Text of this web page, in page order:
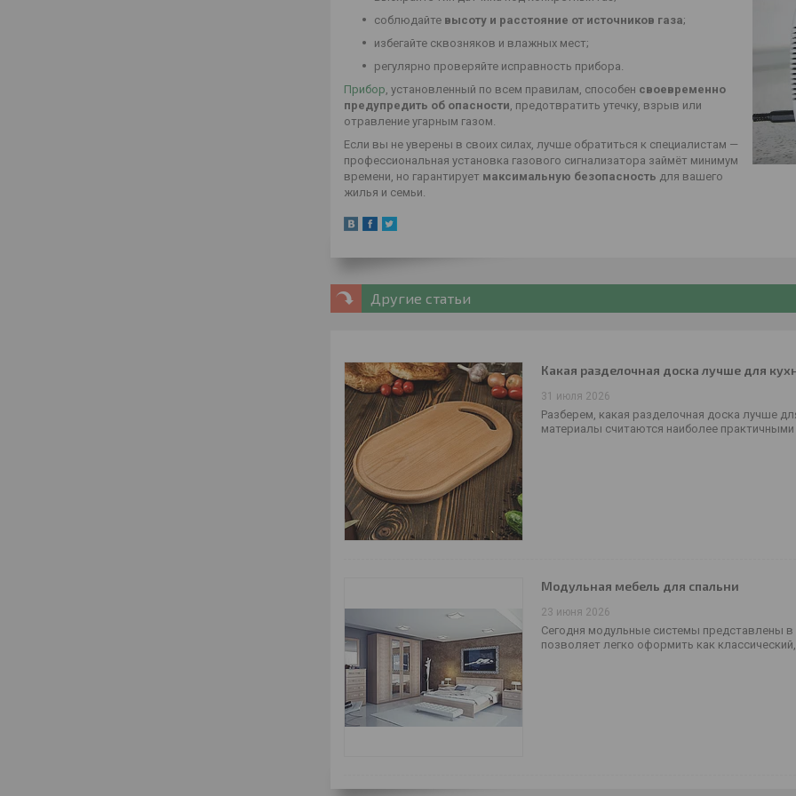
соблюдайте высоту и расстояние от источников газа;
избегайте сквозняков и влажных мест;
регулярно проверяйте исправность прибора.
Прибор, установленный по всем правилам, способен своевременно
предупредить об опасности, предотвратить утечку, взрыв или
отравление угарным газом.
Если вы не уверены в своих силах, лучше обратиться к специалистам —
профессиональная установка газового сигнализатора займёт минимум
времени, но гарантирует максимальную безопасность для вашего
жилья и семьи.
Другие статьи
Какая разделочная доска лучше для
31 июля 2026
Разберем, какая разделочная доска лучше
материалы считаются наиболее
Модульная мебель для спальни
23 июня 2026
Сегодня модульные системы представлены в
позволяет легко оформить как